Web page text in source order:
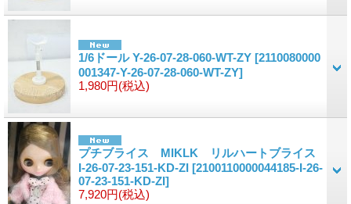
1/6ドール Y-26-07-28-060-WT-ZY [2110080000
001347-Y-26-07-28-060-WT-ZY]
1,980円(税込)
プチブライス MIKLK リルハートブライス
I-26-07-23-151-KD-ZI [2100110000044185-I-26-
07-23-151-KD-ZI]
7,920円(税込)